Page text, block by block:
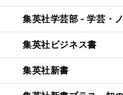
集英社学芸部 - 学芸・
集英社ビジネス書
集英社新書